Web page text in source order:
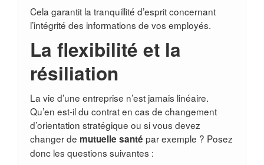
Cela garantit la tranquillité d’esprit concernant
l’intégrité des informations de vos employés.
La flexibilité et la
résiliation
La vie d’une entreprise n’est jamais linéaire.
Qu’en est-il du contrat en cas de changement
d’orientation stratégique ou si vous devez
changer de mutuelle santé par exemple ? Posez
donc les questions suivantes :